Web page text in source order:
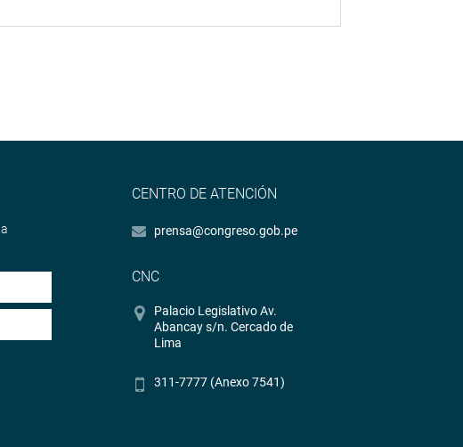
CENTRO DE ATENCIÓN
prensa@congreso.gob.pe
CNC
Palacio Legislativo Av.
Abancay s/n. Cercado de
Lima
311-7777 (Anexo 7541)